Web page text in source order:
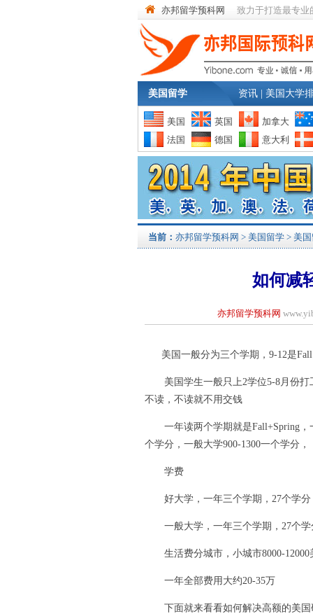
亦邦留学预科网 致力于打造最专业
美国留学 资讯 美国大学
美国 英国
加拿大
法国
德国 意大利
当前： 亦邦留学预科网 > 美国留学 > 美
如何减
亦邦留学预科网
美国一般分为三个学期，9-12是Fall
美国学生一般只上2学位5-8月份打
不读，不读就不用交钱
一年读两个学期就是Fall+Spring，
个学分，一般大学900-1300一个学分，
学费
好大学，一年三个学期，27个学分
一般大学，一年三个学期，27个学
生活费分城市，小城市8000-12000
一年全部费用大约20-35万
下面就来看看如何解决高额的美国